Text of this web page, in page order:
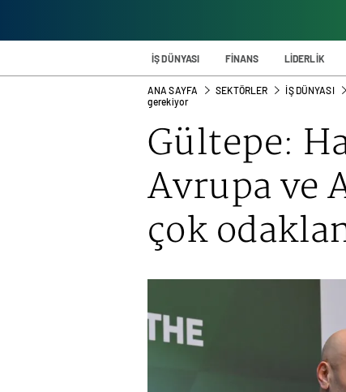
İŞ DÜNYASI FİNANS LİDERLİK
ANA SAYFA SEKTÖRLER İŞ DÜNYASI
gerekiyor
Gültepe:
Avrupa ve
çok